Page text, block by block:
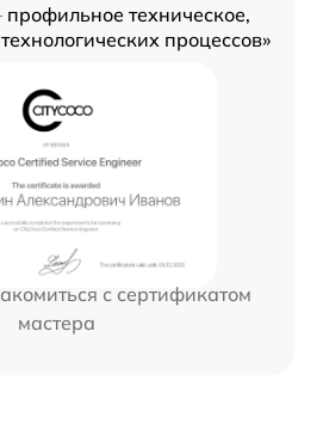
профильное техническое,
процессов»
с сертификатом
мастера